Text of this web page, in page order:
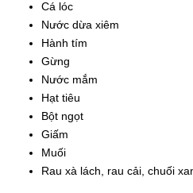
Cá lóc
Nước dừa xiêm
Hành tím
Gừng
Nước mắm
Hạt tiêu
Bột ngọt
Giấm
Muối
Rau xà lách, rau cải, chuối